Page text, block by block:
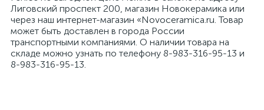
Лиговский проспект 200, магазин Новокерамика или
через наш интернет-магазин «Novoceramica.ru. Товар
может быть доставлен в города России
транспортными компаниями. О наличии товара на
складе можно узнать по телефону 8-983-316-95-13 и
8-983-316-95-13.